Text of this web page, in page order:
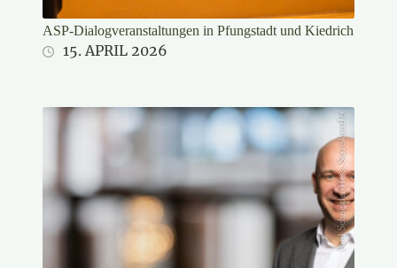
ASP-Dialogveranstaltungen in Pfungstadt und Kiedrich
15. APRIL 2026
Paul Schneider/Hess. Staatskanzlei